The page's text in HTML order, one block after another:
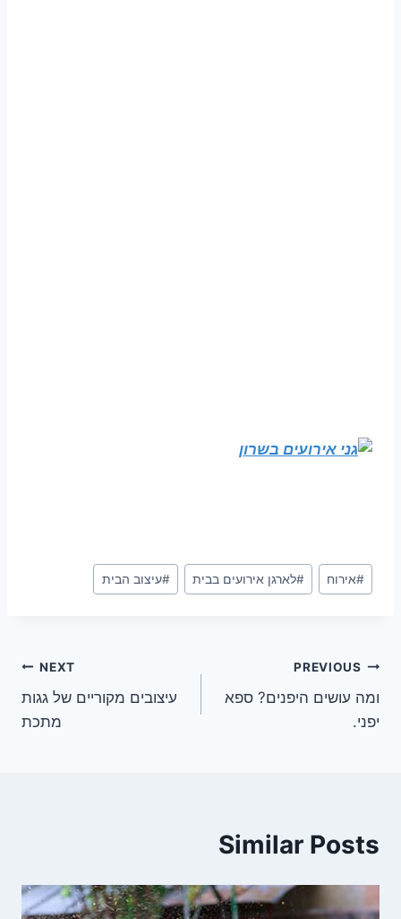
Post
Tags:
#אירוח #לארגן אירועים בבית #עיצוב הבית
ניווט
PREVIOUS
ומה עושים היפנים? ספא
יפני.
NEXT
עיצובים מקוריים של גגות
מתכת
Similar Posts